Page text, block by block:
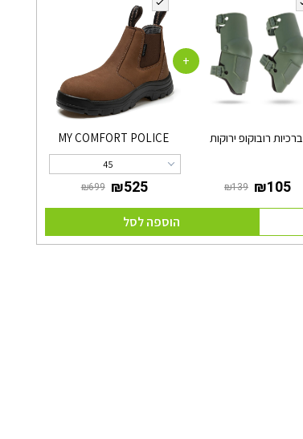
ברכיות רובוקופ ירוקות
+
MY COMFORT POLICE
45
‏699 ₪ ‏525 ₪
הוספה לסל